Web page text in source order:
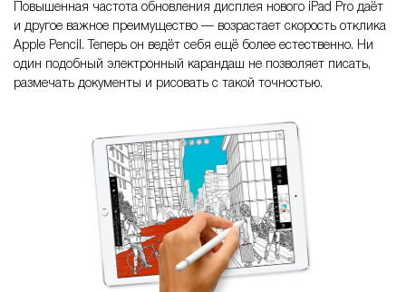
Повышенная частота обновления дисплея нового iPad Pro даёт
и другое важное преимущество — возрастает скорость отклика
Apple Pencil. Теперь он ведёт себя ещё более естественно. Ни
один подобный электронный карандаш не позволяет писать,
размечать документы и рисовать с такой точностью.